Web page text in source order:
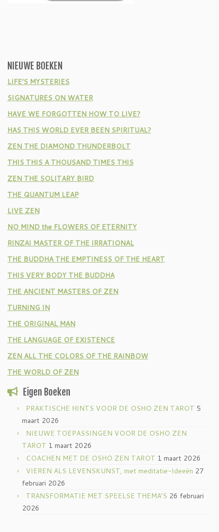
NIEUWE BOEKEN
LIFE’S MYSTERIES
SIGNATURES ON WATER
HAVE WE FORGOTTEN HOW TO LIVE?
HAS THIS WORLD EVER BEEN SPIRITUAL?
ZEN THE DIAMOND THUNDERBOLT
THIS THIS A THOUSAND TIMES THIS
ZEN THE SOLITARY BIRD
THE QUANTUM LEAP
LIVE ZEN
NO MIND the FLOWERS OF ETERNITY
RINZAI MASTER OF THE IRRATIONAL
THE BUDDHA THE EMPTINESS OF THE HEART
THIS VERY BODY THE BUDDHA
THE ANCIENT MASTERS OF ZEN
TURNING IN
THE ORIGINAL MAN
THE LANGUAGE OF EXISTENCE
ZEN ALL THE COLORS OF THE RAINBOW
THE WORLD OF ZEN
Eigen Boeken
PRAKTISCHE HINTS VOOR DE OSHO ZEN TAROT 5
maart 2026
NIEUWE TOEPASSINGEN VOOR DE OSHO ZEN
TAROT 1 maart 2026
COACHEN MET DE OSHO ZEN TAROT 1 maart 2026
VIEREN ALS LEVENSKUNST, met meditatie-Ideeën 27
februari 2026
TRANSFORMATIE MET SPEELSE THEMA’S 26 februari
2026